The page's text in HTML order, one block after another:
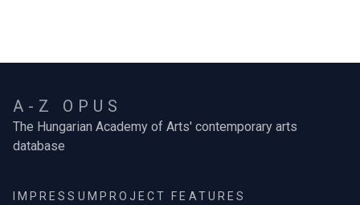
A-Z OPUS
The Hungarian Academy of Arts' contemporary arts
database
IMPRESSUM PROJECT FEATURES